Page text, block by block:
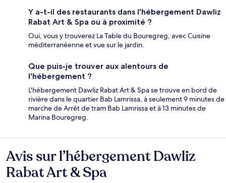
Y a-t-il des restaurants dans l'hébergement Dawliz
Rabat Art & Spa ou à proximité ?
Oui, vous y trouverez La Table du Bouregreg, avec Cuisine
méditerranéenne et vue sur le jardin.
Que puis-je trouver aux alentours de
l'hébergement ?
L'hébergement Dawliz Rabat Art & Spa se trouve en bord de
rivière dans le quartier Bab Lamrissa, à seulement 9 minutes de
marche de Arrêt de tram Bab Lamrissa et à 13 minutes de
Marina Bouregreg.
Avis
Avis sur l’hébergement Dawliz
Rabat Art & Spa